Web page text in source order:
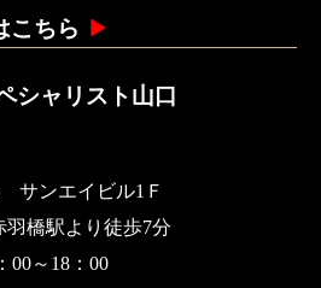
こちら
シャリスト山口
サンエイビル1Ｆ
羽橋駅より徒歩7分
00～18：00